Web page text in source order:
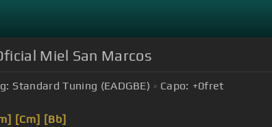
Miel San Marcos
Standard Tuning (EADGBE) Capo: +0fret
[Cm] [Bb]